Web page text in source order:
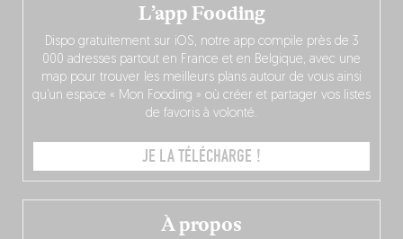
À propos
L’app Fooding
Dispo gratuitement sur iOS, notre app compile près de 3
000 adresses partout en France et en Belgique, avec une
map pour trouver les meilleurs plans autour de vous ainsi
qu’un espace « Mon Fooding » où créer et partager vos listes
de favoris à volonté.
JE LA TÉLÉCHARGE !